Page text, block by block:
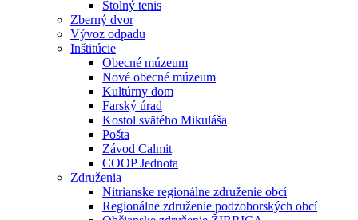
Stolný tenis
Zberný dvor
Vývoz odpadu
Inštitúcie
Obecné múzeum
Nové obecné múzeum
Kultúrny dom
Farský úrad
Kostol svätého Mikuláša
Pošta
Závod Calmit
COOP Jednota
Združenia
Nitrianske regionálne združenie obcí
Regionálne združenie podzoborských obcí